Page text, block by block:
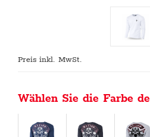
Preis inkl. MwSt.
Wählen Sie die Farbe